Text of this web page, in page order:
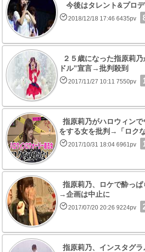
今後はタレント&プロ
2018/12/18 17:46 6435pv
２５歳になった指原莉
ドル”宣言→批判殺到
2017/11/27 10:11 7550pv
指原莉乃がハロウィン
をする女を批判→「ロク
2017/10/31 18:04 6961pv
指原莉乃、ロケで酔っ
→企画は中止に
2017/07/20 20:26 9224pv
指原莉乃、インスタグ